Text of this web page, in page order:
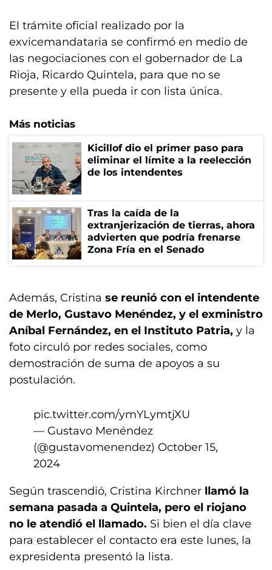
El trámite oficial realizado por la
exvicemandataria se confirmó en medio de
las negociaciones con el gobernador de La
Rioja, Ricardo Quintela, para que no se
presente y ella pueda ir con lista única.
Más noticias
Kicillof dio el primer paso para
eliminar el límite a la reelección
de los intendentes
Tras la caída de la
extranjerización de tierras, ahora
advierten que podría frenarse
Zona Fría en el Senado
Además, Cristina se reunió con el intendente
de Merlo, Gustavo Menéndez, y el exministro
Aníbal Fernández, en el Instituto Patria, y la
foto circuló por redes sociales, como
demostración de suma de apoyos a su
postulación.
pic.twitter.com/ymYLymtjXU
— Gustavo Menéndez
(@gustavomenendez) October 15,
2024
Según trascendió, Cristina Kirchner llamó la
semana pasada a Quintela, pero el riojano
no le atendió el llamado. Si bien el día clave
para establecer el contacto era este lunes, la
expresidenta presentó la lista.